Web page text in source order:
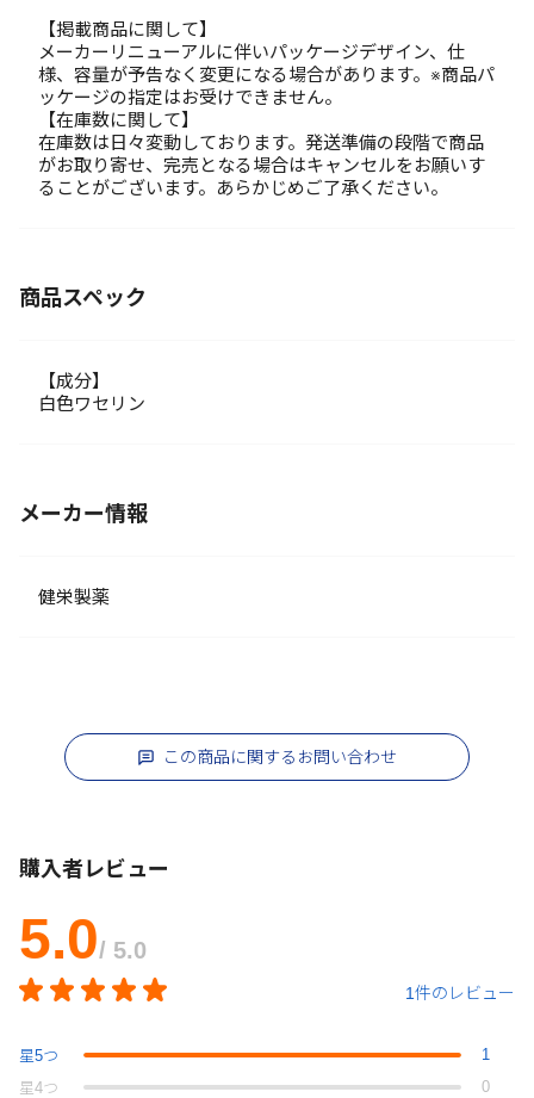
【掲載商品に関して】
メーカーリニューアルに伴いパッケージデザイン、仕
様、容量が予告なく変更になる場合があります。※商品パ
ッケージの指定はお受けできません。
【在庫数に関して】
在庫数は日々変動しております。発送準備の段階で商品
がお取り寄せ、完売となる場合はキャンセルをお願いす
ることがございます。あらかじめご了承ください。
商品スペック
【成分】
白色ワセリン
メーカー情報
健栄製薬
この商品に関するお問い合わせ
購入者レビュー
5.0/ 5.0
1件のレビュー
星5つ
1
星4つ
0